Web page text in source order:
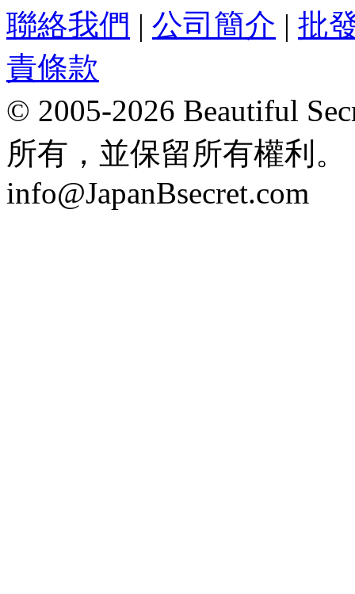
聯絡我們 | 公司簡介 | 批
責條款
© 2005-2026 Beautiful
所有，並保留所有權利。
info@JapanBsecret.com